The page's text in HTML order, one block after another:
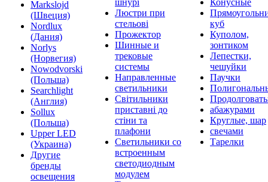
Markslojd
(Швеция)
Nordlux
(Дания)
Norlys
(Норвегия)
Nowodvorski
(Польша)
Searchlight
(Англия)
Sollux
(Польша)
Upper LED
(Украина)
Другие
бренды
освещения
шнурі
Люстри при
стельові
Прожектор
Шинные и
трековые
системы
Направленные
светильники
Світильники
приставні до
стіни та
плафони
Светильники со
встроенным
светодиодным
модулем
Конусные
куб
Куполом,
зонтиком
Лепестки,
чешуйки
Паучки
абажурами
Круглые, шар
свечами
Тарелки